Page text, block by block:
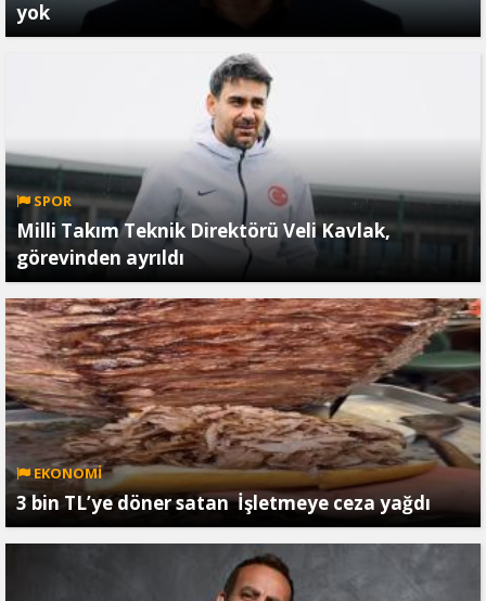
yok
SPOR
Milli Takım Teknik Direktörü Veli Kavlak,
görevinden ayrıldı
EKONOMİ
3 bin TL’ye döner satan İşletmeye ceza yağdı